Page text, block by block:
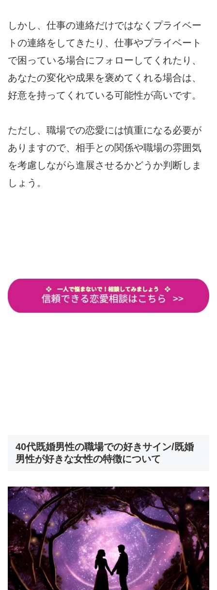
しかし、仕事の連絡だけではなくプライベー
トの連絡をしてきたり、仕事やプライベート
で困っている場合にフォローしてくれたり、
あなたの変化や成果を褒めてくれる場合は、
好意を持ってくれている可能性が高いです。
ただし、職場での恋愛には慎重になる必要が
ありますので、相手との関係や職場の雰囲気
を考慮しながら進展させるかどうか判断しま
しょう。
40代既婚男性の職場での好きサイン/既婚
男性が好きな女性の特徴について